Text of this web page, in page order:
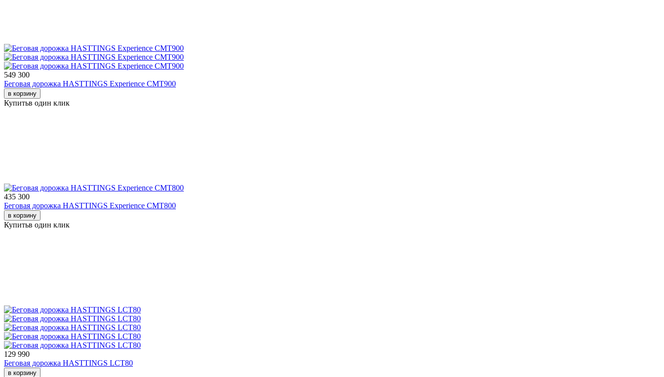
549 300
Беговая дорожка HASTTINGS Experience CMT900
в корзину
Купитьв один клик
435 300
Беговая дорожка HASTTINGS Experience CMT800
в корзину
Купитьв один клик
129 990
Беговая дорожка HASTTINGS LCT80
в корзину